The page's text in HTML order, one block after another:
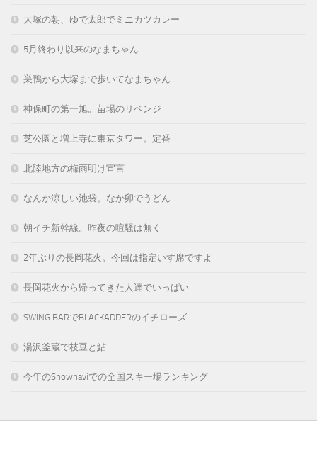
大塚の朝、ゆで太郎でミニカツカレー
5月終わり以来のなまちゃん
巣鴨から大塚まで歩いてなまちゃん
神保町の第一旭。苗場のリベンジ
芝公園と増上寺に東京タワー。定番
北陸地方の梅雨明け宣言
なんか涼しい池袋。なか卯でうどん
朝イチ新幹線。昨夜の喧騒は無く
2年ぶりの長岡花火。今回は指定いす席ですよ
長岡花火から帰ってきた人達でいっぱい
SWING BARでBLACKADDERのイチローズ
湯沢釜蔵で枝豆と鮎
今年のSnownaviでの全国スキー場ランキング